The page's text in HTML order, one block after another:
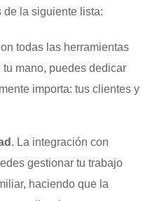
de la siguiente lista:
todas las herramientas
mano, puedes dedicar
importa: tus clientes y
. La integración con
gestionar tu trabajo
haciendo que la